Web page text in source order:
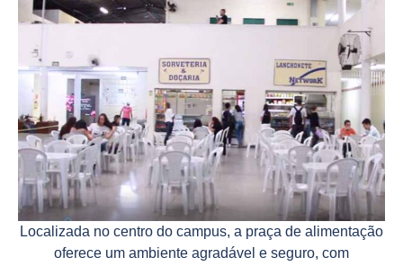
Localizada no centro do campus, a praça de alimentação
oferece um ambiente agradável e seguro, com